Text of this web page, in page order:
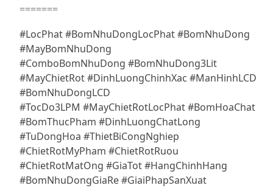
=======
#LocPhat #BomNhuDongLocPhat #BomNhuDong
#MayBomNhuDong
#ComboBomNhuDong #BomNhuDong3Lit
#MayChietRot #DinhLuongChinhXac #ManHinhLCD
#BomNhuDongLCD
#TocDo3LPM #MayChietRotLocPhat #BomHoaChat
#BomThucPham #DinhLuongChatLong
#TuDongHoa #ThietBiCongNghiep
#ChietRotMyPham #ChietRotRuou
#ChietRotMatOng #GiaTot #HangChinhHang
#BomNhuDongGiaRe #GiaiPhapSanXuat